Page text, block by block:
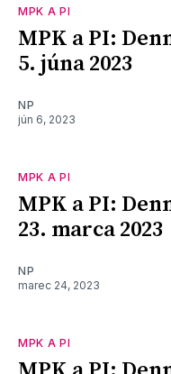
MPK A PI
MPK a PI:
5. júna 2023
NP
jún 6, 2023
MPK A PI
MPK a PI:
23. marca 2023
NP
marec 24, 2023
MPK A PI